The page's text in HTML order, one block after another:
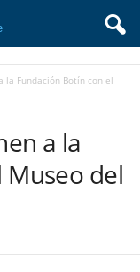
la Fundación Botín con el
a la
Museo del